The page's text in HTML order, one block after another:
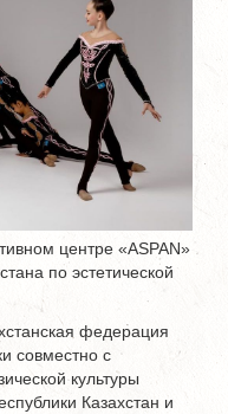
центре «ASPAN»
по эстетической
федерация
совместно с
культуры
Казахстан и